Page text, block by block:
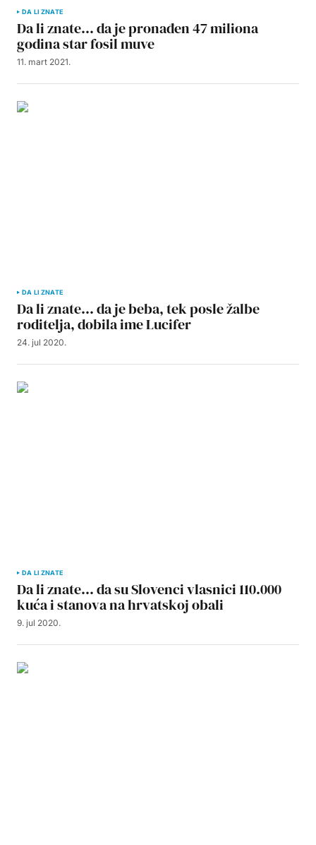
DA LI ZNATE
Da li znate… da je pronađen 47 miliona
godina star fosil muve
11. mart 2021.
DA LI ZNATE
Da li znate… da je beba, tek posle žalbe
roditelja, dobila ime Lucifer
24. jul 2020.
DA LI ZNATE
Da li znate… da su Slovenci vlasnici 110.000
kuća i stanova na hrvatskoj obali
9. jul 2020.